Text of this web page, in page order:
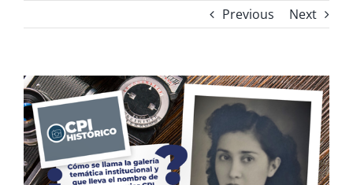
Previous Next
View
Larger
Image